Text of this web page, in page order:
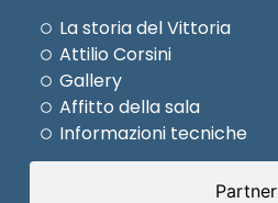
Partner
La storia del Vittoria
Attilio Corsini
Gallery
Affitto della sala
Informazioni tecniche